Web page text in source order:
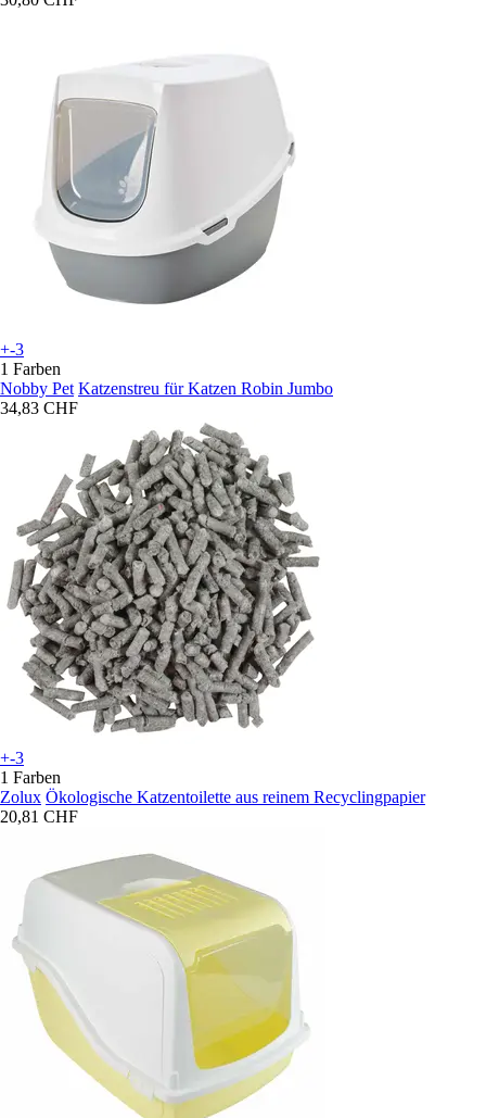
+-3
1 Farben
Nobby Pet Katzenstreu für Katzen Robin Jumbo
34,83 CHF
+-3
1 Farben
Zolux Ökologische Katzentoilette aus reinem Recyclingpapier
20,81 CHF